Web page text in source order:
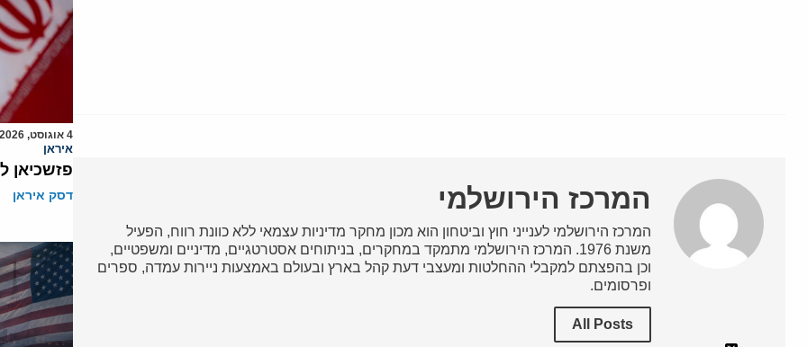
המרכז הירושלמי
המרכז הירושלמי לענייני חוץ וביטחון הוא מכון מחקר מדיניות עצמאי ללא כוונת רווח, הפעיל
משנת 1976. המרכז הירושלמי מתמקד במחקרים, בניתוחים אסטרטגיים, מדיניים ומשפטיים,
וכן בהפצתם למקבלי ההחלטות ומעצבי דעת קהל בארץ ובעולם באמצעות ניירות עמדה, ספרים
ופרסומים.
All Posts
4 אוגוסט, 2026
איראן
פזשכיאן
דסק איראן